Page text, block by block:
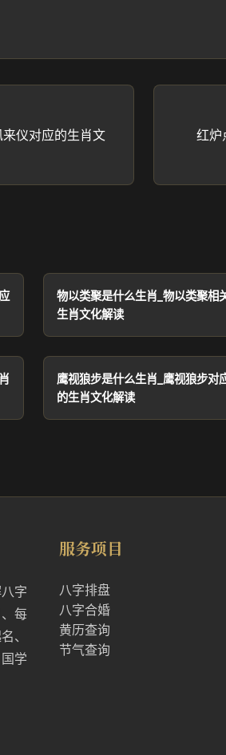
仪对应的生肖文
红炉
物以类聚是什么生肖_物以类聚相
生肖文化解读
鹰视狼步是什么生肖_鹰视狼步对
的生肖文化解读
字
每
、
学
服务项目
八字排盘
八字合婚
黄历查询
节气查询